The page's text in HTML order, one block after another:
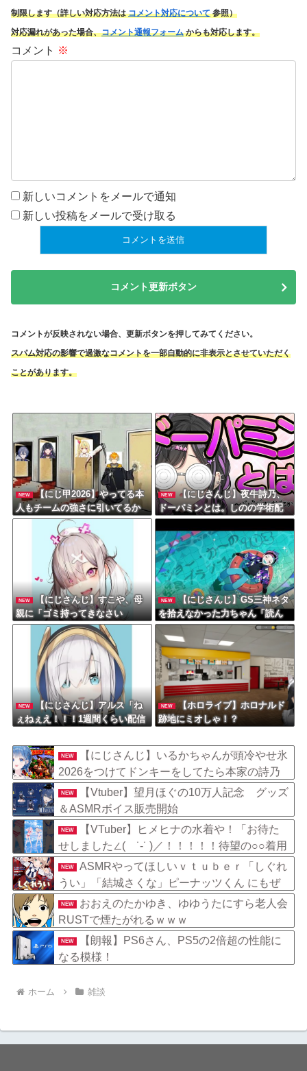
制限します（詳しい対応方法はコメント対応について参照）
対応漏れがあった場合、コメント通報フォームからも対応します。
コメント ※
新しいコメントをメールで通知
新しい投稿をメールで受け取る
コメント更新ボタン
コメントが反映されない場合、更新ボタンを押してみてください。
スパム対応の影響で過激なコメントを一部自動的に非表示とさせていただく
ことがあります。
NEW
【にじ甲2026】やってる本
人もチームの強さに引いてるか
ら...
NEW
【にじさんじ】夜牛詩乃、
ドーパミンとは。しのの学術配
信はおもろいな。
NEW
【にじさんじ】すこや、母
親に「ゴミ持ってきなさい
よ！」→ おしり振りながら「い
ーやーヤダヤダ」した結果ガチ
めにしばかれる
NEW
【にじさんじ】GS三神ネタ
を拾えなかった力ちゃん「読ん
でない俺が悪い……ムズイって
ぇ～！」
NEW
【にじさんじ】アルス「ね
ぇねぇえ！！！1週間くらい配信
このぐらいカジュアルに休むぐ
らいでちょうどええと思う
NEW
【ホロライブ】ホロナルド
跡地にミオしゃ！？
NEW
【にじさんじ】いるかちゃんが頭冷やせ氷
2026をつけてドンキーをしてたら本家の詩乃
がコメントに来てて草
NEW
【Vtuber】望月ほぐの10万人記念 ⠀グッズ
＆ASMRボイス販売開始
NEW
【VTuber】ヒメヒナの水着や！「お待た
せしました∠( ˙-˙ )／！！！！！待望の○○着用
フランケン????❣️」
NEW
ASMRやってほしいｖｔｕｂｅｒ「しぐれ
うい」「結城さくな」ピーナッツくん にもぜ
ひやって欲しい
NEW
おおえのたかゆき、ゆゆうたにすら老人会
RUSTで煙たがれるｗｗｗ
NEW
【朗報】PS6さん、PS5の2倍超の性能に
なる模様！
ホーム 雑談